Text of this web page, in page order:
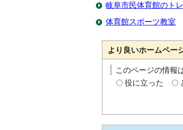
岐阜市民体育館のト
体育館スポーツ教室
より良いホームペー
このページの情報
役に立った